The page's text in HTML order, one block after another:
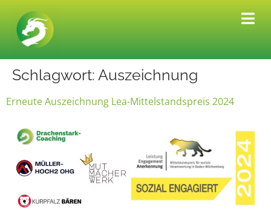
Schlagwort: Auszeichnung
Erneute Auszeichnung Lea-Mittelstandspreis 2024